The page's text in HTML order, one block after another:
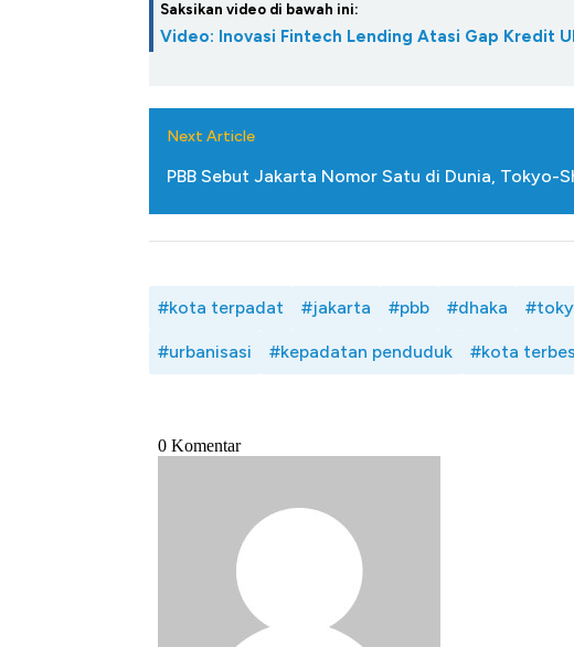
Saksikan video di bawah ini:
Video: Inovasi Fintech Lending Atasi Gap Kredit
Next Article
PBB Sebut Jakarta Nomor Satu di Dunia, Tokyo-
#kota terpadat #jakarta #pbb #dhaka
#urbanisasi #kepadatan penduduk #kota